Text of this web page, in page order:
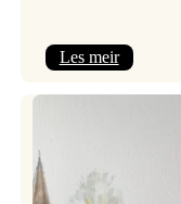
Les meir: